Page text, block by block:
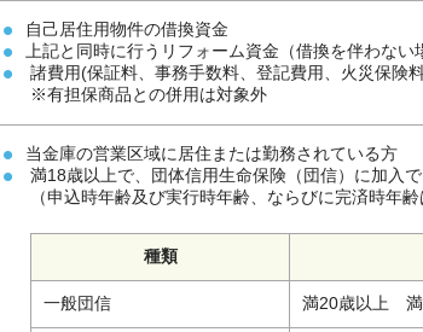
自己居住用物件の借換資金
上記と同時に行うリフォーム資金（借換を伴わない
諸費用(保証料、事務手数料、登記費用、火災保険
※有担保商品との併用は対象外
当金庫の営業区域に居住または勤務されている方
満18歳以上で、団体信用生命保険（団信）に加入
（申込時年齢及び実行時年齢、ならびに完済時年
種類
一般団信 満20歳以上 満